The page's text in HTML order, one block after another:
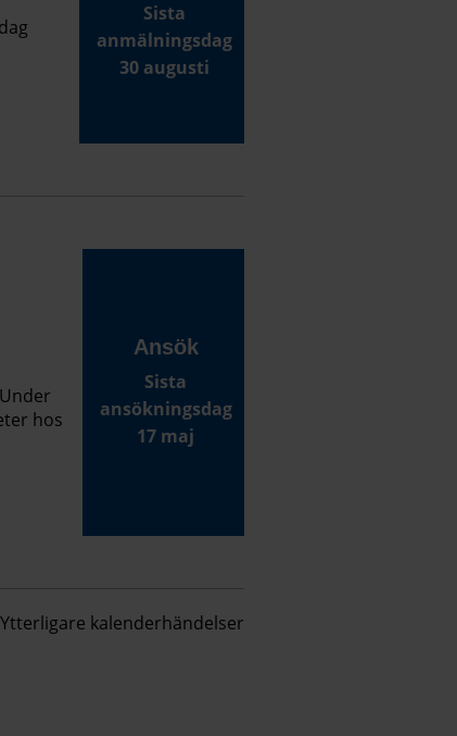
Sista
anmälningsdag
30 augusti
hos
Ansök
Sista
ansökningsdag
17 maj
Ytterligare kalenderhändelser